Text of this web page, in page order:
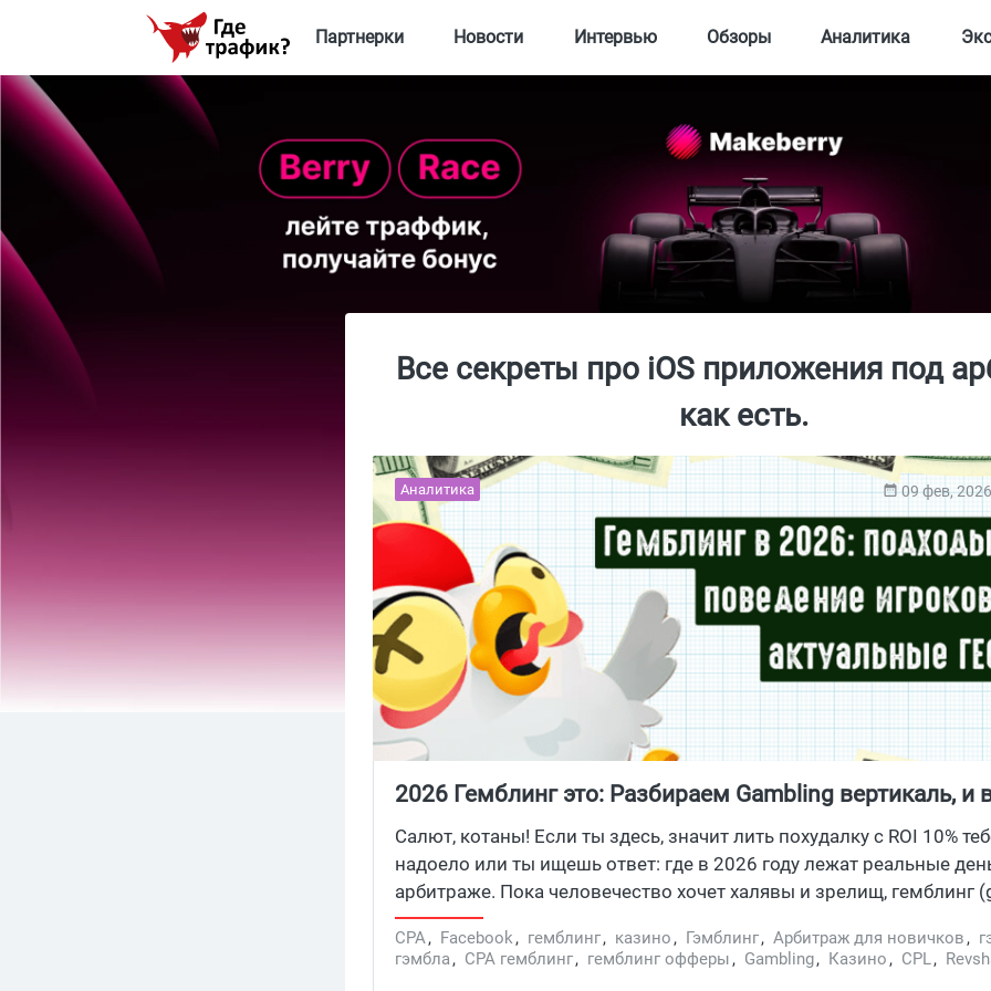
Партнерки Новости Интервью Обзоры Аналитика
Все секреты про iOS приложения под
как есть.
Аналитика 09 фев, 2026
2026 Гемблинг это: Разбираем Gambling вертикаль, и
связано с гемблинг и беттинг офферами
Салют, котаны! Если ты здесь, значит лить похудалку с ROI 10%
надоело или ты ищешь ответ: где в 2026 году лежат реальные
арбитраже. Пока человечество хочет халявы и зрелищ, гемблинг
беттинг (betting) будут кормить арбитражников, вебмастеров и
сайтов. Но давай по делу: залететь с ноги в гемблинг без знаний
Рынок гемблинг арбитража злой, требовательный, а ошибки стоят
CPA, Facebook, гемблинг, казино, Гэмблинг, Арбитраж для новичков,
гэмбла, СРА гемблинг, гемблинг офферы, Gambling, Казино, CPL,